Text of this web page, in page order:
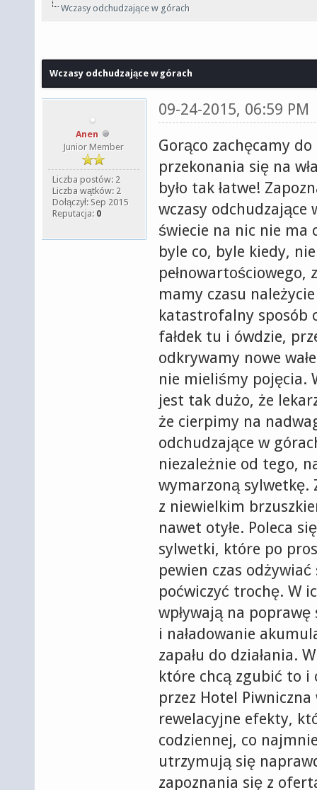
Wczasy odchudzające w górach
Wczasy odchudzające w górach
Anen
Junior Member
Liczba postów: 2
Liczba wątków: 2
Dołączył: Sep 2015
Reputacja: 0
09-24-2015, 06:59 PM
Gorąco zachęcamy
przekonania się na
było tak łatwe!
wczasy
świecie na nic nie ma
byle co, byle kiedy,
pełnowartościowego,
mamy czasu
katastrofalny sposób
fałdek tu i ówdzie,
odkrywamy nowe
nie mieliśmy pojęcia.
jest tak dużo, że
że cierpimy na
odchudzające w
niezależnie od tego,
wymarzoną sylwetkę.
z niewielkim
nawet otyłe. Poleca
sylwetki, które po
pewien czas
poćwiczyć trochę. W
wpływają na
i naładowanie
zapału do działania.
które chcą zgubić to i
przez Hotel
rewelacyjne efekty,
codziennej, co
utrzymują się
zapoznania się z